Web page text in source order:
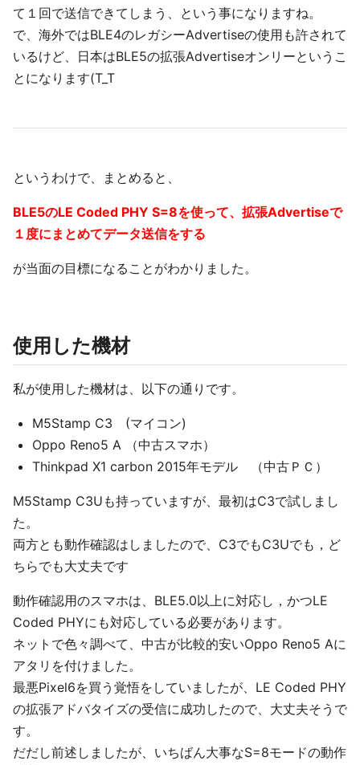
て１回で送信できてしまう、という事になりますね。
で、海外ではBLE4のレガシーAdvertiseの使用も許されて
いるけど、日本はBLE5の拡張Advertiseオンリーというこ
とになります(T_T
というわけで、まとめると、
BLE5のLE Coded PHY S=8を使って、拡張Advertiseで
１度にまとめてデータ送信をする
が当面の目標になることがわかりました。
使用した機材
私が使用した機材は、以下の通りです。
M5Stamp C3 (マイコン)
Oppo Reno5 A （中古スマホ）
Thinkpad X1 carbon 2015年モデル （中古ＰＣ）
M5Stamp C3Uも持っていますが、最初はC3で試しまし
た。
両方とも動作確認はしましたので、C3でもC3Uでも，ど
ちらでも大丈夫です
動作確認用のスマホは、BLE5.0以上に対応し，かつLE
Coded PHYにも対応している必要があります。
ネットで色々調べて、中古が比較的安いOppo Reno5 Aに
アタリを付けました。
最悪Pixel6を買う覚悟をしていましたが、LE Coded PHY
の拡張アドバタイズの受信に成功したので、大丈夫そうで
す。
だだし前述しましたが、いちばん大事なS=8モードの動作